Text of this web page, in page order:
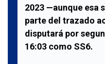
2023 —aunque esa
parte del trazado
disputará por
16:03 como SS6.